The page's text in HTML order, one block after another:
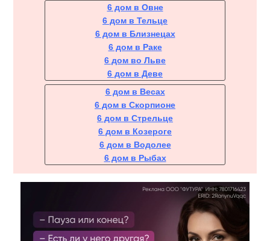
6 дом в Овне
6 дом в Тельце
6 дом в Близнецах
6 дом в Раке
6 дом во Льве
6 дом в Деве
6 дом в Весах
6 дом в Скорпионе
6 дом в Стрельце
6 дом в Козероге
6 дом в Водолее
6 дом в Рыбах